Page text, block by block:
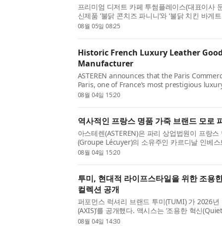
프리미엄 디저트 카페 투썸플레이스(대표이사
신제품 ‘불닭 콘치즈 파니니’와 ‘불닭 치킨 바게
삼양식품의 ‘불닭’이 전 세계 소비자에게 사랑
08월 05일 08:25
Historic French Luxury Leather
Manufacturer
ASTEREN announces that the Paris
Paris, one of France’s most prestigious
the French luxury manufacturer Groupe
08월 04일 15:20
역사적인 프랑스 명품 가죽 브랜드 모로
아스테렌(ASTEREN)은 파리 상업법원이 프랑
(Groupe Lécuyer)의 소유주인 카르디날 인베
(Moreau Paris) 인수를 승인했다고 발표했다.
08월 04일 15:20
투미, 현대적 라이프스타일을 위한 조용
컬렉션 공개
퍼포먼스 럭셔리 브랜드 투미(TUMI) 가 2026년
(AXIS)’를 공개했다. 액시스는 ‘조용한 혁신
아래 정교한 디자인과 미니멀한 실루엣, 부드
08월 04일 14:30